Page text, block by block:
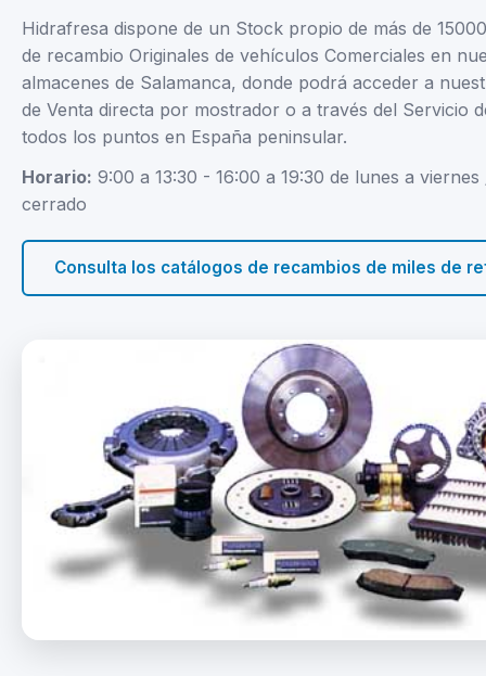
Hidrafresa dispone de un Stock propio de más de
de recambio Originales de vehículos Comerciales en
almacenes de Salamanca, donde podrá acceder a
de Venta directa por mostrador o a través del Servicio
todos los puntos en España peninsular.
Horario: 9:00 a 13:30 - 16:00 a 19:30 de lunes a
cerrado
Consulta los catálogos de recambios de miles de